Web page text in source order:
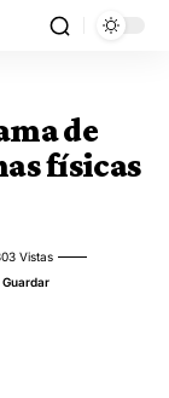
de
físicas
Vistas